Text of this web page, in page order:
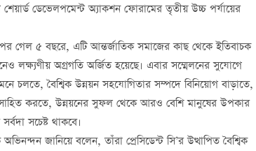
ডেভেলপমেন্ট অ্যাকশন ফোরামের তৃতীয় উচ্চ পর্যায়ের
পর গেল ৫ বছরে, এটি আন্তর্জাতিক সমাজের কাছ থেকে ইতিবাচক
লক্ষ্যণীয় অগ্রগতি অর্জিত হয়েছে। এবার সম্মেলনের সুযোগে
চলতে, বৈশ্বিক উন্নয়ন সহযোগিতার সম্পদে বিনিয়োগ বাড়াতে,
করতে, উন্নয়নের সুফল থেকে আরও বেশি মানুষের উপকার
সচেষ্ট থাকবে।
জানিয়ে বলেন, তাঁরা প্রেসিডেন্ট সি’র উত্থাপিত বৈশ্বিক